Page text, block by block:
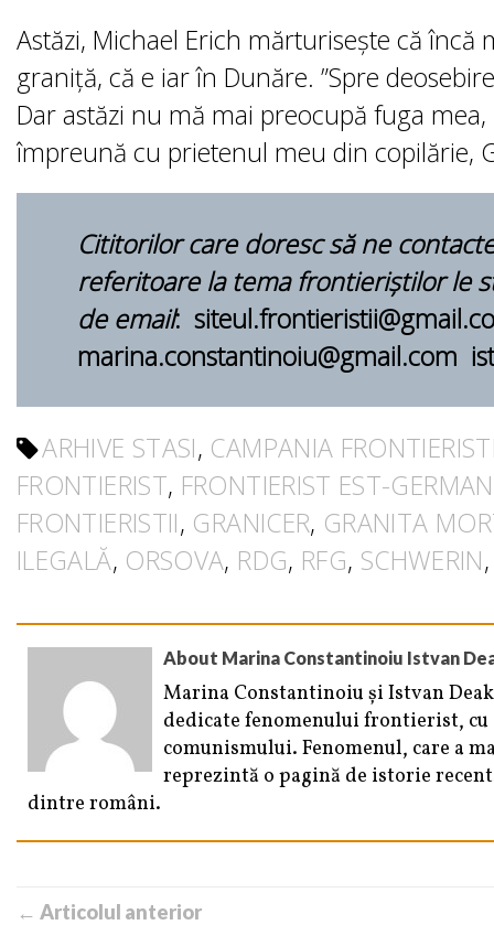
Astăzi, Michael Erich mărturisește că
graniță, că e iar în Dunăre. ”Spre
Dar astăzi nu mă mai preocupă fuga
împreună cu prietenul meu din copilărie,
Cititorilor care doresc să ne
referitoare la tema frontieriştilor le
de email:
marina.constantinoiu@gmail.com
ARHIVE STASI, CAMPANIA
FRONTIERIST, FRONTIERIST EST-GERMAN
FRONTIERISTII, GRANICER, GRANITA
ILEGALĂ, ORSOVA, RDG, RFG, SCHWERIN
About Marina Constantinoiu Istvan
Marina Constantinoiu și Istvan
dedicate fenomenului frontierist,
comunismului. Fenomenul, care a
reprezintă o pagină de istorie
dintre români.
← Articolul anterior